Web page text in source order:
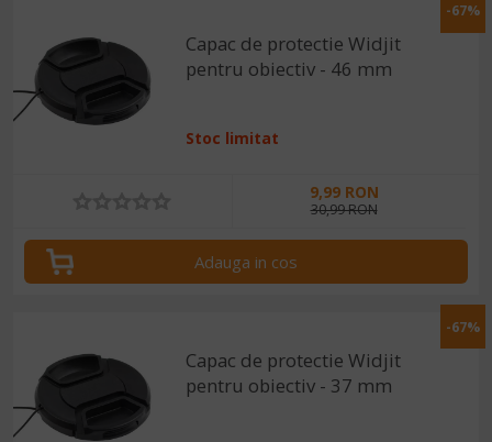
-67%
Capac de protectie Widjit
pentru obiectiv - 46 mm
Stoc limitat
9,99 RON
30,99 RON
Adauga in cos
-67%
Capac de protectie Widjit
pentru obiectiv - 37 mm